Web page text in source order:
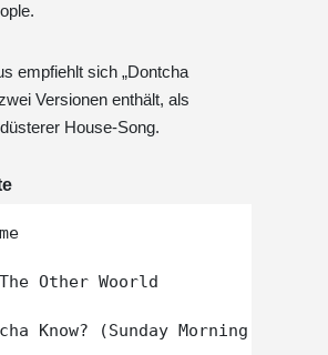
empfiehlt sich „Dontcha
Versionen enthält, als
House-Song.
Other Woorld
Know? (Sunday Morning Mix)